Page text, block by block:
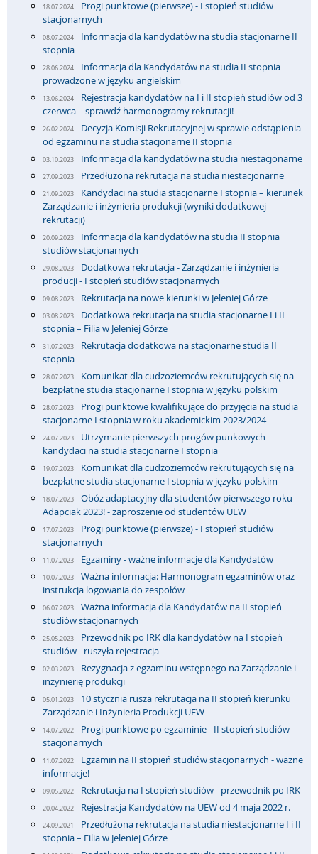
18.07.2024 | Progi punktowe (pierwsze) - I stopień studiów
stacjonarnych
08.07.2024 | Informacja dla kandydatów na studia stacjonarne II
stopnia
28.06.2024 | Informacja dla Kandydatów na studia II stopnia
prowadzone w języku angielskim
13.06.2024 | Rejestracja kandydatów na I i II stopień studiów od 3
czerwca – sprawdź harmonogramy rekrutacji!
26.02.2024 | Decyzja Komisji Rekrutacyjnej w sprawie odstąpienia
od egzaminu na studia stacjonarne II stopnia
03.10.2023 | Informacja dla kandydatów na studia niestacjonarne
27.09.2023 | Przedłużona rekrutacja na studia niestacjonarne
21.09.2023 | Kandydaci na studia stacjonarne I stopnia – kierunek
Zarządzanie i inżynieria produkcji (wyniki dodatkowej
rekrutacji)
20.09.2023 | Informacja dla kandydatów na studia II stopnia
studiów stacjonarnych
29.08.2023 | Dodatkowa rekrutacja - Zarządzanie i inżynieria
producji - I stopień studiów stacjonarnych
09.08.2023 | Rekrutacja na nowe kierunki w Jeleniej Górze
03.08.2023 | Dodatkowa rekrutacja na studia stacjonarne I i II
stopnia – Filia w Jeleniej Górze
31.07.2023 | Rekrutacja dodatkowa na stacjonarne studia II
stopnia
28.07.2023 | Komunikat dla cudzoziemców rekrutujących się na
bezpłatne studia stacjonarne I stopnia w języku polskim
28.07.2023 | Progi punktowe kwalifikujące do przyjęcia na studia
stacjonarne I stopnia w roku akademickim 2023/2024
24.07.2023 | Utrzymanie pierwszych progów punkowych –
kandydaci na studia stacjonarne I stopnia
19.07.2023 | Komunikat dla cudzoziemców rekrutujących się na
bezpłatne studia stacjonarne I stopnia w języku polskim
18.07.2023 | Obóz adaptacyjny dla studentów pierwszego roku -
Adapciak 2023! - zaproszenie od studentów UEW
17.07.2023 | Progi punktowe (pierwsze) - I stopień studiów
stacjonarnych
11.07.2023 | Egzaminy - ważne informacje dla Kandydatów
10.07.2023 | Ważna informacja: Harmonogram egzaminów oraz
instrukcja logowania do zespołów
06.07.2023 | Ważna informacja dla Kandydatów na II stopień
studiów stacjonarnych
25.05.2023 | Przewodnik po IRK dla kandydatów na I stopień
studiów - ruszyła rejestracja
02.03.2023 | Rezygnacja z egzaminu wstępnego na Zarządzanie i
inżynierię produkcji
05.01.2023 | 10 stycznia rusza rekrutacja na II stopień kierunku
Zarządzanie i Inżynieria Produkcji UEW
14.07.2022 | Progi punktowe po egzaminie - II stopień studiów
stacjonarnych
11.07.2022 | Egzamin na II stopień studiów stacjonarnych - ważne
informacje!
09.05.2022 | Rekrutacja na I stopień studiów - przewodnik po IRK
20.04.2022 | Rejestracja Kandydatów na UEW od 4 maja 2022 r.
24.09.2021 | Przedłużona rekrutacja na studia niestacjonarne I i II
stopnia – Filia w Jeleniej Górze